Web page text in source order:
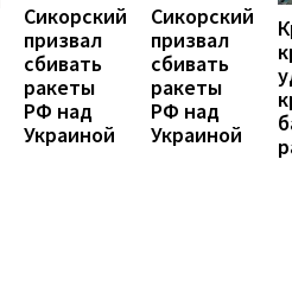
Сикорский
призвал
сбивать
ракеты
РФ над
Украиной
Сикорский
призвал
сбивать
ракеты
РФ над
Украиной